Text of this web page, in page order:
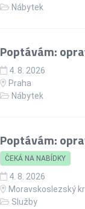
Nábytek
Poptávám:
4. 8. 2026
Praha
Nábytek
Poptávám:
ČEKÁ NA NABÍDKY
4. 8. 2026
Moravskoslezský
Služby